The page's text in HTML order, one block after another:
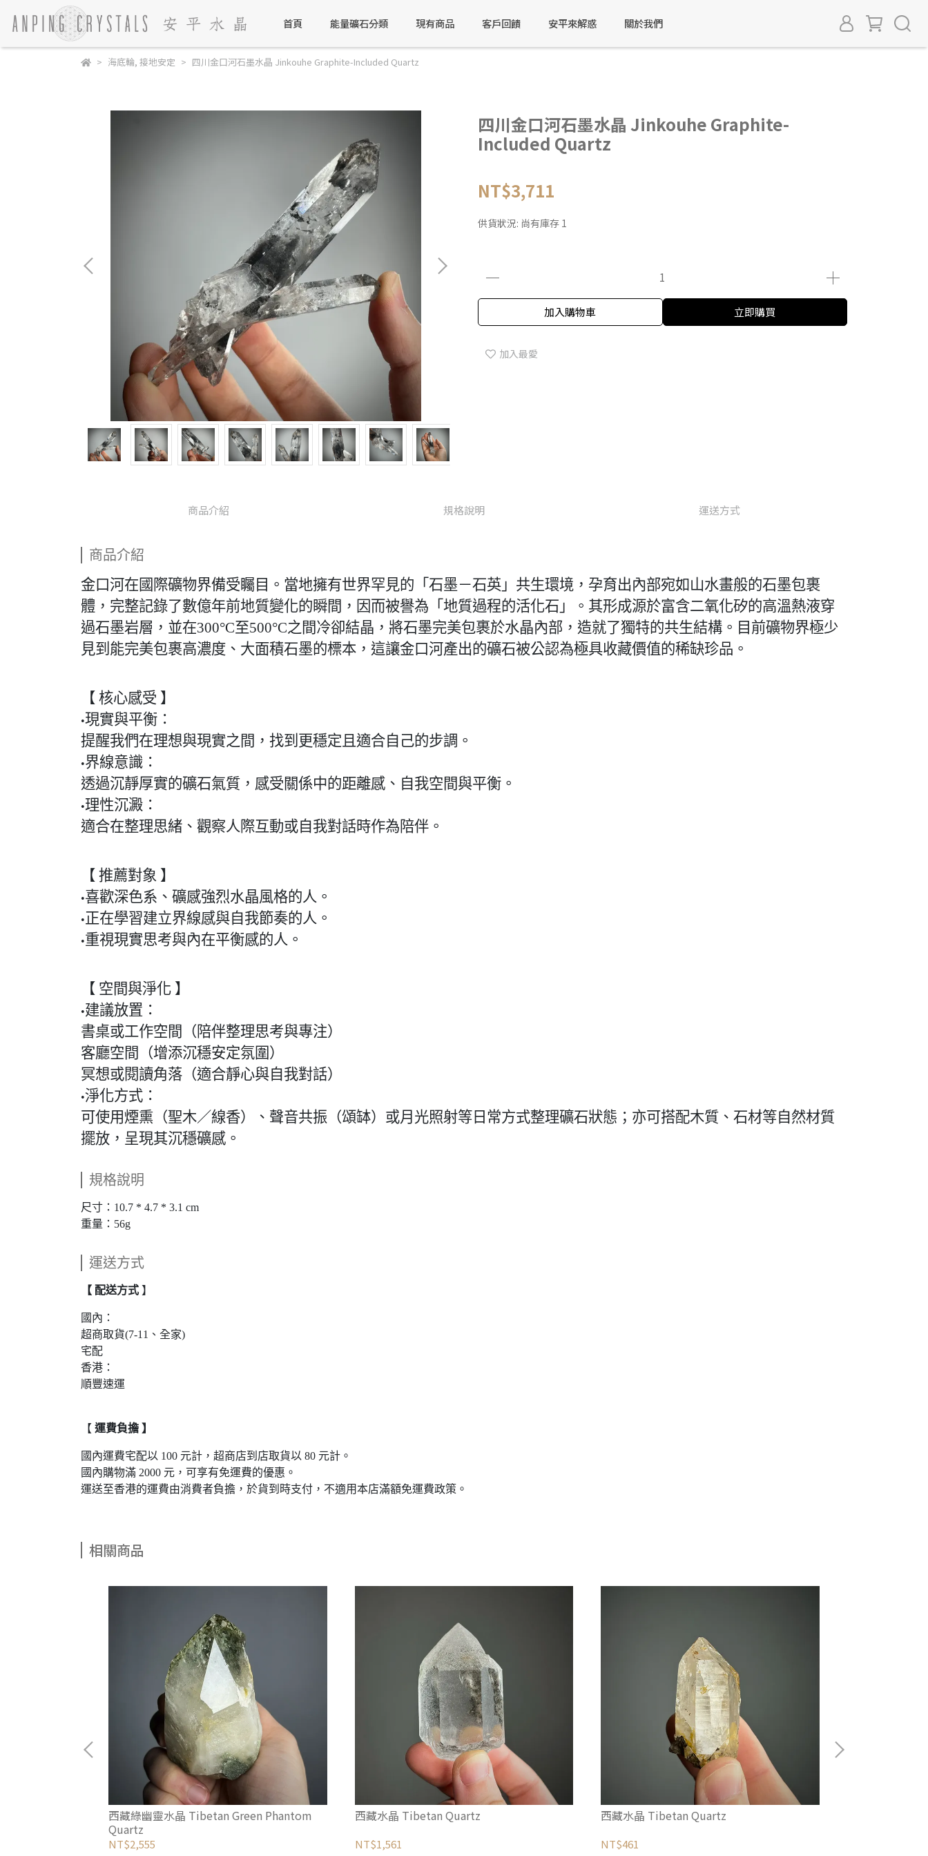
首頁 能量礦石分類 現有商品 客戶回饋 安平來解惑 關於我們
海底輪, 接地安定 四川金口河石墨水晶 Jinkouhe Graphite-Included Quartz
四川金口河石墨水晶 Jinkouhe Graphite-
Included Quartz
NT$3,711
供貨狀況: 尚有庫存 1
加入購物車 立即購買
加入最愛
商品介紹 規格說明 運送方式
商品介紹
金口河在國際礦物界備受矚目。當地擁有世界罕見的「石墨－石英」共生環境，孕育出內部宛如山水畫般的石墨包裹
體，完整記錄了數億年前地質變化的瞬間，因而被譽為「地質過程的活化石」。其形成源於富含二氧化矽的高溫熱液穿
過石墨岩層，並在300°C至500°C之間冷卻結晶，將石墨完美包裹於水晶內部，造就了獨特的共生結構。目前礦物界極少
見到能完美包裹高濃度、大面積石墨的標本，這讓金口河產出的礦石被公認為極具收藏價值的稀缺珍品。
【 核心感受 】
•現實與平衡：
提醒我們在理想與現實之間，找到更穩定且適合自己的步調。
•界線意識：
透過沉靜厚實的礦石氣質，感受關係中的距離感、自我空間與平衡。
•理性沉澱：
適合在整理思緒、觀察人際互動或自我對話時作為陪伴。
【 推薦對象 】
•喜歡深色系、礦感強烈水晶風格的人。
•正在學習建立界線感與自我節奏的人。
•重視現實思考與內在平衡感的人。
【 空間與淨化 】
•建議放置：
書桌或工作空間（陪伴整理思考與專注）
客廳空間（增添沉穩安定氛圍）
冥想或閱讀角落（適合靜心與自我對話）
•淨化方式：
可使用煙熏（聖木／線香）、聲音共振（頌缽）或月光照射等日常方式整理礦石狀態；亦可搭配木質、石材等自然材質
擺放，呈現其沉穩礦感。
規格說明
尺寸：10.7 * 4.7 * 3.1 cm
重量：56g
運送方式
【 配送方式 】
國內：
超商取貨(7-11、全家)
宅配
香港：
順豐速運
【 運費負擔 】
國內運費宅配以 100 元計，超商店到店取貨以 80 元計。
國內購物滿 2000 元，可享有免運費的優惠。
運送至香港的運費由消費者負擔，於貨到時支付，不適用本店滿額免運費政策。
相關商品
西藏綠幽靈水晶 Tibetan Green Phantom
Quartz
NT$2,555
西藏水晶 Tibetan Quartz
NT$1,561
西藏水晶 Tibetan Quartz
NT$461